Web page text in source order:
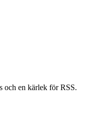
och en kärlek för RSS.